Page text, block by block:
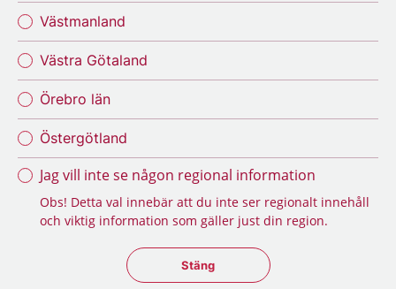
Västmanland
Västra Götaland
Örebro län
Östergötland
Jag vill inte se någon regional information
Obs! Detta val innebär att du inte ser regionalt innehåll
och viktig information som gäller just din region.
Stäng regionsväljaren
Stäng